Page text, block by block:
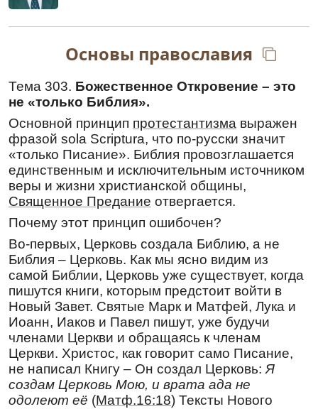
полчища невидимых врагов уничтожил ты
оружием Креста, всеблаженный; а затем и к
страданию мужественно вооружился,
поразив гонителя мечом веры, и за оба эти
подвига увенчан был от Бога,
преподобномученик Андрей вечно памятный.
Кондак ,глас 8
Му́жества тезоимени́тому благодаре́ние,/ я́ко
благоче́стия тайноглаго́льнику,/ похва́льная
воззове́м от любве́ тебе́, Богоблаже́нне,/ но,
я́ко име́я дерзнове́ние ко Го́споду,/ от вся́ких
лю́тых ны спаси́, да пое́м:// ра́дуйся, о́тче
приснопа́мятне.
Перевод:
Мужеству одноименного (Андрей от греч.
Ἀνδρέας — мужественный) возблагодарим,
как объясняющего тайны Богопочитания,
восславим и воззовем к тебе с любовью,
Богоблаженный, но как имеющийдерзновение
ко Господу, от всякого зла нас спаси, да поем:
«Радуйся, отче всегда вспоминаемый».
Ин кондак, глас 3
Основы православия
Тема 303. Божественное Откровение – это
не «только Библия».
Основной принцип протестантизма выражен
фразой sola Scriptura, что по-русски значит
«только Писание». Библия провозглашается
единственным и исключительным источником
веры и жизни христианской общины,
Священное Предание отвергается.
Почему этот принцип ошибочен?
Во-первых, Церковь создала Библию, а не
Библия – Церковь. Как мы ясно видим из
самой Библии, Церковь уже существует, когда
пишутся книги, которым предстоит войти в
Новый Завет. Святые Марк и Матфей, Лука и
Иоанн, Иаков и Павел пишут, уже будучи
членами Церкви и обращаясь к членам
Церкви. Христос, как говорит само Писание,
не написал Книгу – Он создал Церковь: Я
создам Церковь Мою, и врата ада не
одолеют её (Матф.16:18) Тексты Нового